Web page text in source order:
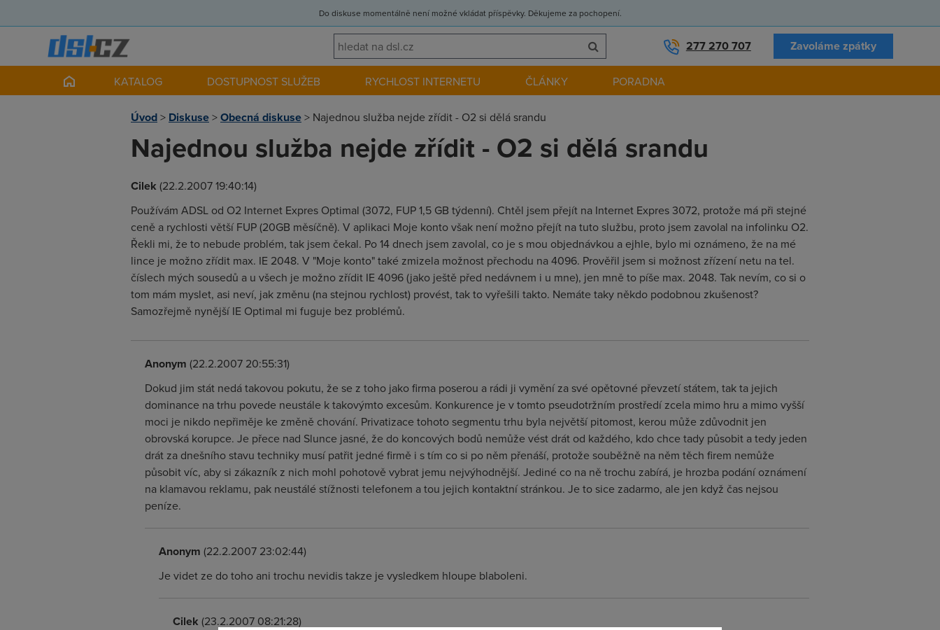
Do diskuse momentálně není možné vkládat příspěvky. Děkujeme za pochopení.
277 270 707 Zavoláme zpátky
KATALOG DOSTUPNOST SLUŽEB RYCHLOST INTERNETU ČLÁNKY PORADNA
Úvod> Diskuse>Obecná diskuse> Najednou služba nejde zřídit - O2 si dělá srandu
Najednou služba nejde zřídit - O2 si dělá srandu
Cilek (22.2.2007 19:40:14)
Používám ADSL od O2 Internet Expres Optimal (3072, FUP 1,5 GB týdenní). Chtěl jsem přejít na Internet Expres 3072, protože má při stejné
ceně a rychlosti větší FUP (20GB měsíčně). V aplikaci Moje konto však není možno přejít na tuto službu, proto jsem zavolal na infolinku O2.
Řekli mi, že to nebude problém, tak jsem čekal. Po 14 dnech jsem zavolal, co je s mou objednávkou a ejhle, bylo mi oznámeno, že na mé
lince je možno zřídit max. IE 2048. V "Moje konto" také zmizela možnost přechodu na 4096. Prověřil jsem si možnost zřízení netu na tel.
číslech mých sousedů a u všech je možno zřídit IE 4096 (jako ještě před nedávnem i u mne), jen mně to píše max. 2048. Tak nevím, co si o
tom mám myslet, asi neví, jak změnu (na stejnou rychlost) provést, tak to vyřešili takto. Nemáte taky někdo podobnou zkušenost?
Samozřejmě nynější IE Optimal mi fuguje bez problémů.
Anonym (22.2.2007 20:55:31)
Dokud jim stát nedá takovou pokutu, že se z toho jako firma poserou a rádi ji vymění za své opětovné převzetí státem, tak ta jejich
dominance na trhu povede neustále k takovýmto excesům. Konkurence je v tomto pseudotržním prostředí zcela mimo hru a mimo vyšší
moci je nikdo nepřiměje ke změně chování. Privatizace tohoto segmentu trhu byla největší pitomost, kerou může zdůvodnit jen
obrovská korupce. Je přece nad Slunce jasné, že do koncových bodů nemůže vést drát od každého, kdo chce tady působit a tedy jeden
drát za dnešního stavu techniky musí patřit jedné firmě i s tím co si po něm přenáší, protože souběžně na něm těch firem nemůže
působit víc, aby si zákazník z nich mohl pohotově vybrat jemu nejvýhodnější. Jediné co na ně trochu zabírá, je hrozba podání oznámení
na klamavou reklamu, pak neustálé stížnosti telefonem a tou jejich kontaktní stránkou. Je to sice zadarmo, ale jen když čas nejsou
peníze.
Anonym (22.2.2007 23:02:44)
Je videt ze do toho ani trochu nevidis takze je vysledkem hloupe blaboleni.
Cilek (23.2.2007 08:21:28)